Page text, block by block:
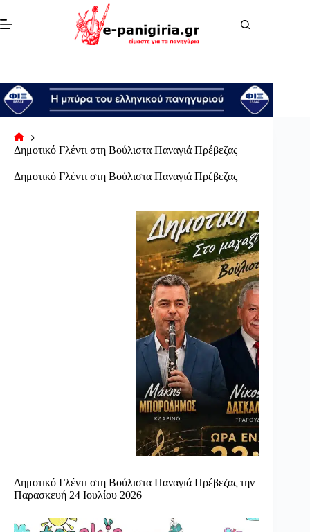
στο
περιεχόμενο
Αρχική
Δημοτικό Γλέντι στη Βούλιστα Παναγιά Πρέβεζας
Δημοτικό Γλέντι στη Βούλιστα Παναγιά Πρέβεζας
Δημοτικό Γλέντι στη Βούλιστα Παναγιά Πρέβεζας την
Παρασκευή 24 Ιουλίου 2026